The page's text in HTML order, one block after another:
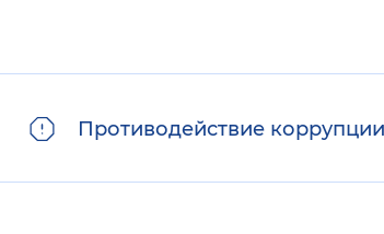
Противодействие коррупции